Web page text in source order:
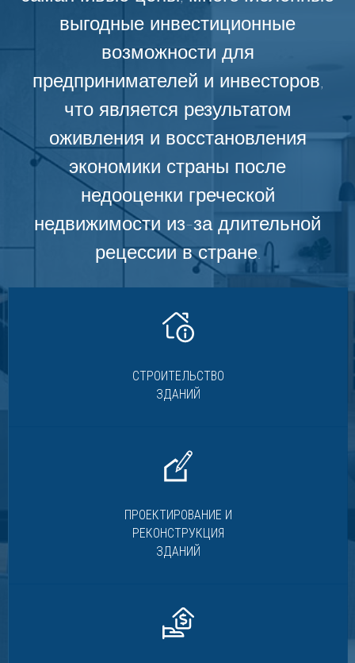
выгодные инвестиционные
возможности для
предпринимателей и инвесторов,
что является результатом
оживления и восстановления
экономики страны после
недооценки греческой
недвижимости из-за длительной
рецессии в стране.
СТРОИТЕЛЬСТВО
ЗДАНИЙ
ПРОЕКТИРОВАНИЕ И
РЕКОНСТРУКЦИЯ
ЗДАНИЙ